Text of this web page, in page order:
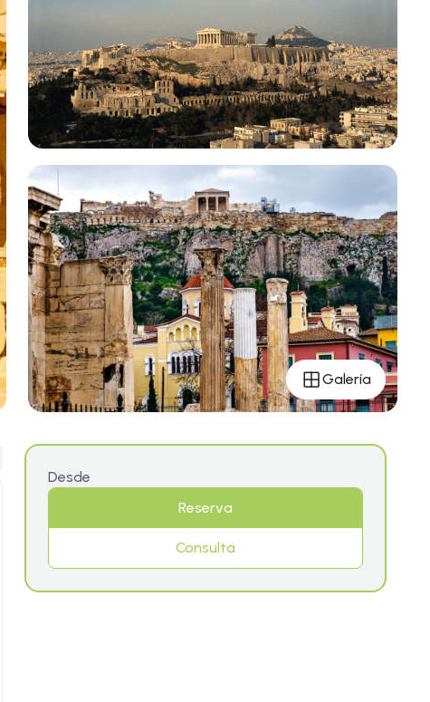
Galería
Desde
Reserva
Consulta